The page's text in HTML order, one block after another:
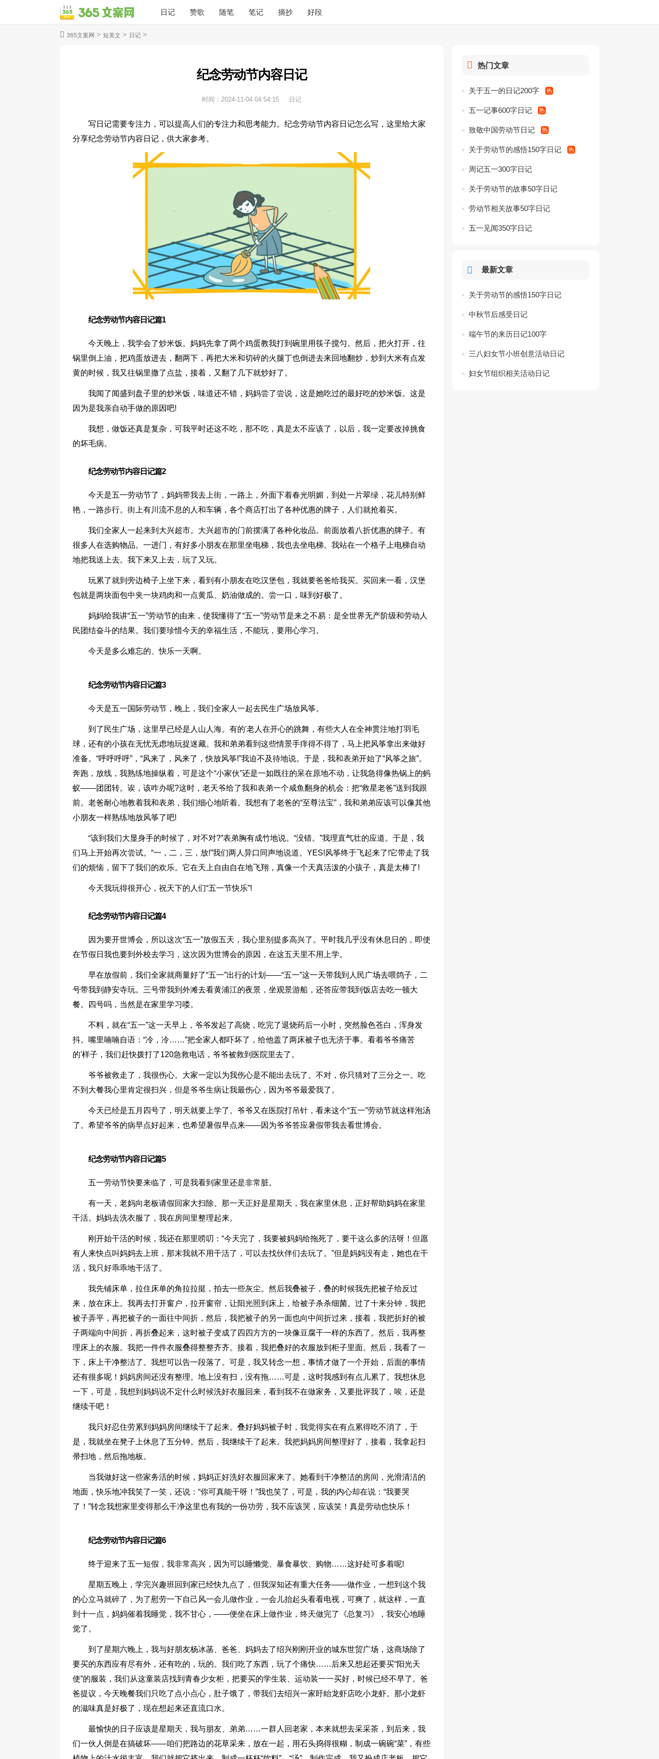
日记 赞歌 随笔 笔记 摘抄 好段
365文案网 > 短美文 > 日记 >
纪念劳动节内容日记
时间： 2024-11-04 04:54:15 日记
写日记需要专注力，可以提高人们的专注力和思考能力。纪念劳动节内容日记怎么写，这里给大家
分享纪念劳动节内容日记，供大家参考。
纪念劳动节内容日记篇1
今天晚上，我学会了炒米饭。妈妈先拿了两个鸡蛋教我打到碗里用筷子搅匀。然后，把火打开，往
锅里倒上油，把鸡蛋放进去，翻两下，再把大米和切碎的火腿丁也倒进去来回地翻炒，炒到大米有点发
黄的时候，我又往锅里撒了点盐，接着，又翻了几下就炒好了。
我闻了闻盛到盘子里的炒米饭，味道还不错，妈妈尝了尝说，这是她吃过的最好吃的炒米饭。这是
因为是我亲自动手做的原因吧!
我想，做饭还真是复杂，可我平时还这不吃，那不吃，真是太不应该了，以后，我一定要改掉挑食
的坏毛病。
纪念劳动节内容日记篇2
今天是五一劳动节了，妈妈带我去上街，一路上，外面下着春光明媚，到处一片翠绿，花儿特别鲜
艳，一路步行。街上有川流不息的人和车辆，各个商店打出了各种优惠的牌子，人们就抢着买。
我们全家人一起来到大兴超市。大兴超市的门前摆满了各种化妆品。前面放着八折优惠的牌子。有
很多人在选购物品。一进门，有好多小朋友在那里坐电梯，我也去坐电梯。我站在一个格子上电梯自动
地把我送上去。我下来又上去，玩了又玩。
玩累了就到旁边椅子上坐下来，看到有小朋友在吃汉堡包，我就要爸爸给我买。买回来一看，汉堡
包就是两块面包中夹一块鸡肉和一点黄瓜、奶油做成的。尝一口，味到好极了。
妈妈给我讲“五一”劳动节的由来，使我懂得了“五一”劳动节是来之不易：是全世界无产阶级和劳动人
民团结奋斗的结果。我们要珍惜今天的幸福生活，不能玩，要用心学习。
今天是多么难忘的、快乐一天啊。
纪念劳动节内容日记篇3
今天是五一国际劳动节，晚上，我们全家人一起去民生广场放风筝。
到了民生广场，这里早已经是人山人海。有的'老人在开心的跳舞，有些大人在全神贯注地打羽毛
球，还有的小孩在无忧无虑地玩捉迷藏。我和弟弟看到这些情景手痒得不得了，马上把风筝拿出来做好
准备。“呼呼呼呼”，“风来了，风来了，快放风筝!”我迫不及待地说。于是，我和表弟开始了“风筝之旅”。
奔跑，放线，我熟练地操纵着，可是这个“小家伙”还是一如既往的呆在原地不动，让我急得像热锅上的蚂
蚁——团团转。诶，该咋办呢?这时，老天爷给了我和表弟一个咸鱼翻身的机会：把“救星老爸”送到我跟
前。老爸耐心地教着我和表弟，我们细心地听着。我想有了老爸的“至尊法宝”，我和弟弟应该可以像其他
小朋友一样熟练地放风筝了吧!
“该到我们大显身手的时候了，对不对?”表弟胸有成竹地说。“没错。”我理直气壮的应道。于是，我
们马上开始再次尝试。“一，二，三，放!”我们两人异口同声地说道。YES!风筝终于飞起来了!它带走了我
们的烦恼，留下了我们的欢乐。它在天上自由自在地飞翔，真像一个天真活泼的小孩子，真是太棒了!
今天我玩得很开心，祝天下的人们“五一节快乐”!
纪念劳动节内容日记篇4
因为要开世博会，所以这次“五一”放假五天，我心里别提多高兴了。平时我几乎没有休息日的，即使
在节假日我也要到外校去学习，这次因为世博会的原因，在这五天里不用上学。
早在放假前，我们全家就商量好了“五一”出行的计划——“五一”这一天带我到人民广场去喂鸽子，二
号带我到静安寺玩。三号带我到外滩去看黄浦江的夜景，坐观景游船，还答应带我到饭店去吃一顿大
餐。四号吗，当然是在家里学习喽。
不料，就在“五一”这一天早上，爷爷发起了高烧，吃完了退烧药后一小时，突然脸色苍白，浑身发
抖。嘴里喃喃自语：“冷，冷……”把全家人都吓坏了，给他盖了两床被子也无济于事。看着爷爷痛苦
的'样子，我们赶快拨打了120急救电话，爷爷被救到医院里去了。
爷爷被救走了，我很伤心。大家一定以为我伤心是不能出去玩了。不对，你只猜对了三分之一。吃
不到大餐我心里肯定很扫兴，但是爷爷生病让我最伤心，因为爷爷最爱我了。
今天已经是五月四号了，明天就要上学了。爷爷又在医院打吊针，看来这个“五一”劳动节就这样泡汤
了。希望爷爷的病早点好起来，也希望暑假早点来——因为爷爷答应暑假带我去看世博会。
纪念劳动节内容日记篇5
五一劳动节快要来临了，可是我看到家里还是非常脏。
有一天，老妈向老板请假回家大扫除。那一天正好是星期天，我在家里休息，正好帮助妈妈在家里
干活。妈妈去洗衣服了，我在房间里整理起来。
刚开始干活的时候，我还在那里唠叨：“今天完了，我要被妈妈给拖死了，要干这么多的活呀！但愿
有人来快点叫妈妈去上班，那末我就不用干活了，可以去找伙伴们去玩了。”但是妈妈没有走，她也在干
活，我只好乖乖地干活了。
我先铺床单，拉住床单的角拉拉挺，拍去一些灰尘。然后我叠被子，叠的时候我先把被子给反过
来，放在床上。我再去打开窗户，拉开窗帘，让阳光照到床上，给被子杀杀细菌。过了十来分钟，我把
被子弄平，再把被子的一面往中间折，然后，我把被子的另一面也向中间折过来，接着，我把折好的被
子两端向中间折，再折叠起来，这时被子变成了四四方方的一块像豆腐干一样的东西了。然后，我再整
理床上的衣服。我把一件件衣服叠得整整齐齐。接着，我把叠好的衣服放到柜子里面。然后，我看了一
下，床上干净整洁了。我想可以告一段落了。可是，我又转念一想，事情才做了一个开始，后面的事情
还有很多呢！妈妈房间还没有整理。地上没有扫，没有拖……可是，这时我感到有点儿累了。我想休息
一下，可是，我想到妈妈说不定什么时候洗好衣服回来，看到我不在做家务，又要批评我了，唉，还是
继续干吧！
我只好忍住劳累到妈妈房间继续干了起来。叠好妈妈被子时，我觉得实在有点累得吃不消了，于
是，我就坐在凳子上休息了五分钟。然后，我继续干了起来。我把妈妈房间整理好了，接着，我拿起扫
帚扫地，然后拖地板。
当我做好这一些家务活的时候，妈妈正好洗好衣服回家来了。她看到干净整洁的房间，光滑清洁的
地面，快乐地冲我笑了一笑，还说：“你可真能干呀！”我也笑了，可是，我的内心却在说：“我要哭
了！”转念我想家里变得那么干净这里也有我的一份功劳，我不应该哭，应该笑！真是劳动也快乐！
纪念劳动节内容日记篇6
终于迎来了五一短假，我非常高兴，因为可以睡懒觉、暴食暴饮、购物……这好处可多着呢!
星期五晚上，学完兴趣班回到家已经快九点了，但我深知还有重大任务——做作业，一想到这个我
的心立马就碎了，为了慰劳一下自己风一会儿做作业，一会儿抬起头看看电视，可爽了，就这样，一直
到十一点，妈妈催着我睡觉，我不甘心，——便坐在床上做作业，终天做完了《总复习》，我安心地睡
觉了。
到了星期六晚上，我与好朋友杨冰菡、爸爸、妈妈去了绍兴刚刚开业的城东世贸广场，这商场除了
要买的东西应有尽有外，还有吃的，玩的。我们吃了东西，玩了个痛快……后来又想起还要买“阳光天
使”的服装，我们从这童装店找到青春少女柜，把要买的学生装、运动装一一买好，时候已经不早了。爸
爸提议，今天晚餐我们只吃了点小点心，肚子饿了，带我们去绍兴一家盱眙龙虾店吃小龙虾。那小龙虾
的滋味真是好极了，现在想起来还直流口水。
最愉快的日子应该是星期天，我与朋友、弟弟……一群人回老家，本来就想去采采茶，到后来，我
们一伙人倒是在搞破坏——咱们把路边的花草采来，放在一起，用石头捣得很糊，制成一碗碗“菜”，有些
热门文章
关于五一的日记200字
五一记事600字日记
致敬中国劳动节日记
关于劳动节的感悟150字日记
周记五一300字日记
关于劳动节的故事50字日记
劳动节相关故事50字日记
五一见闻350字日记
最新文章
关于劳动节的感悟150字日记
中秋节后感受日记
端午节的来历日记100字
三八妇女节小班创意活动日记
妇女节组织相关活动日记